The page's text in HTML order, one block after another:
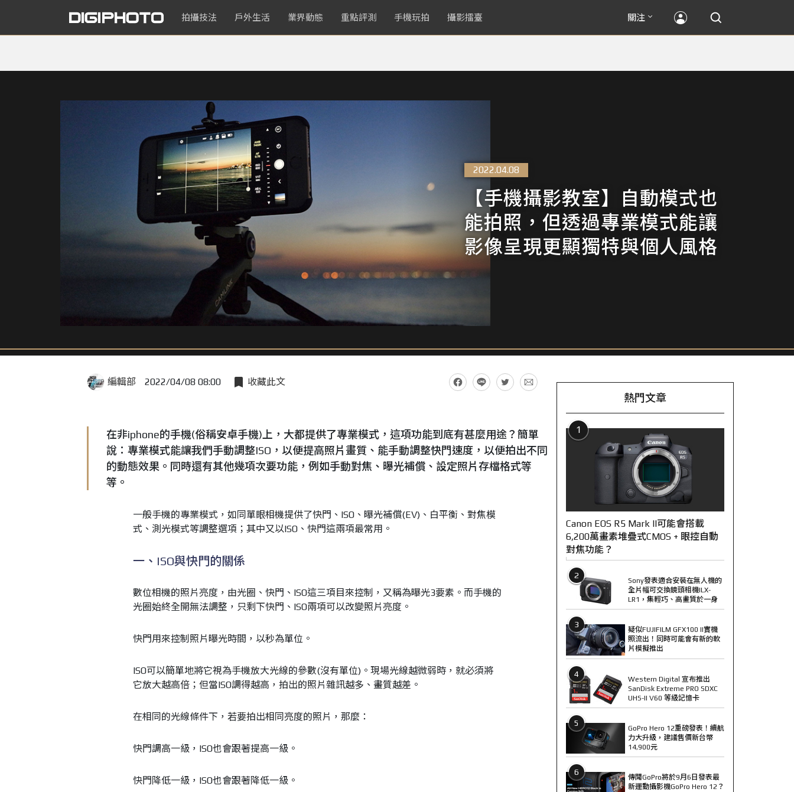
拍攝技法 戶外生活 業界動態 重點評測 手機玩拍 攝影擂臺 關注
2022.04.08
【手機攝影教室】自動模式也
能拍照，但透過專業模式能讓
影像呈現更顯獨特與個人風格
編輯部 2022/04/08 08:00 收藏此文
在非iphone的手機(俗稱安卓手機)上，大都提供了專業模式，這項功能到底有甚麼用途？簡單
說：專業模式能讓我們手動調整ISO，以便提高照片畫質、能手動調整快門速度，以便拍出不同
的動態效果。同時還有其他幾項次要功能，例如手動對焦、曝光補償、設定照片存檔格式等
等。
一般手機的專業模式，如同單眼相機提供了快門、ISO、曝光補償(EV)、白平衡、對焦模
式、測光模式等調整選項；其中又以ISO、快門這兩項最常用。
一、ISO與快門的關係
數位相機的照片亮度，由光圈、快門、ISO這三項目來控制，又稱為曝光3要素。而手機的
光圈始終全開無法調整，只剩下快門、ISO兩項可以改變照片亮度。
快門用來控制照片曝光時間，以秒為單位。
ISO可以簡單地將它視為手機放大光線的參數(沒有單位)。現場光線越微弱時，就必須將
它放大越高倍；但當ISO調得越高，拍出的照片雜訊越多、畫質越差。
在相同的光線條件下，若要拍出相同亮度的照片，那麼：
快門調高一級，ISO也會跟著提高一級。
快門降低一級，ISO也會跟著降低一級。
熱門文章
1
Canon EOS R5 Mark II可能會搭載
6,200萬畫素堆疊式CMOS + 眼控自動
對焦功能？
2
Sony發表適合安裝在無人機的
全片幅可交換鏡頭相機ILX-
LR1，集輕巧、高畫質於一身
3
疑似FUJIFILM GFX100 II實機
照流出！同時可能會有新的軟
片模擬推出
4
Western Digital 宣布推出
SanDisk Extreme PRO SDXC
UHS-II V60 等級記憶卡
5
GoPro Hero 12重磅發表！續航
力大升級，建議售價新台幣
14,900元
6
傳聞GoPro將於9月6日發表最
新運動攝影機GoPro Hero 12？